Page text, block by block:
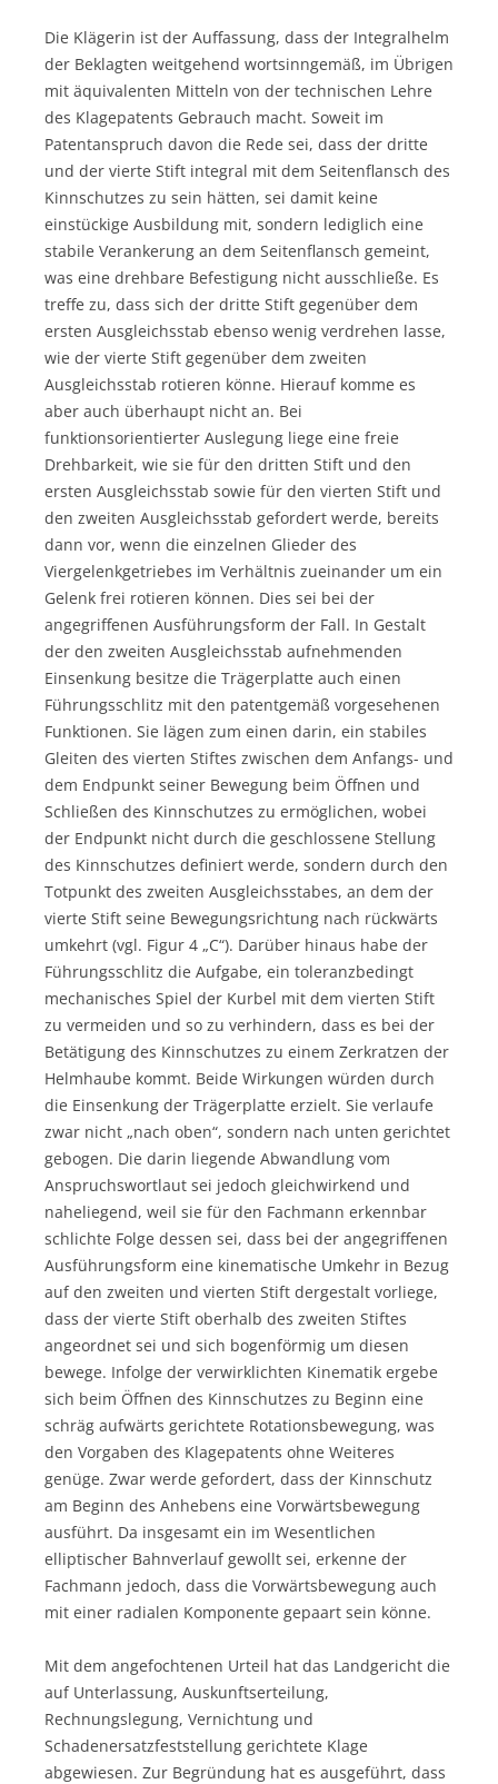
Die Klägerin ist der Auffassung, dass der Integralhelm
der Beklagten weitgehend wortsinngemäß, im Übrigen
mit äquivalenten Mitteln von der technischen Lehre
des Klagepatents Gebrauch macht. Soweit im
Patentanspruch davon die Rede sei, dass der dritte
und der vierte Stift integral mit dem Seitenflansch des
Kinnschutzes zu sein hätten, sei damit keine
einstückige Ausbildung mit, sondern lediglich eine
stabile Verankerung an dem Seitenflansch gemeint,
was eine drehbare Befestigung nicht ausschließe. Es
treffe zu, dass sich der dritte Stift gegenüber dem
ersten Ausgleichsstab ebenso wenig verdrehen lasse,
wie der vierte Stift gegenüber dem zweiten
Ausgleichsstab rotieren könne. Hierauf komme es
aber auch überhaupt nicht an. Bei
funktionsorientierter Auslegung liege eine freie
Drehbarkeit, wie sie für den dritten Stift und den
ersten Ausgleichsstab sowie für den vierten Stift und
den zweiten Ausgleichsstab gefordert werde, bereits
dann vor, wenn die einzelnen Glieder des
Viergelenkgetriebes im Verhältnis zueinander um ein
Gelenk frei rotieren können. Dies sei bei der
angegriffenen Ausführungsform der Fall. In Gestalt
der den zweiten Ausgleichsstab aufnehmenden
Einsenkung besitze die Trägerplatte auch einen
Führungsschlitz mit den patentgemäß vorgesehenen
Funktionen. Sie lägen zum einen darin, ein stabiles
Gleiten des vierten Stiftes zwischen dem Anfangs- und
dem Endpunkt seiner Bewegung beim Öffnen und
Schließen des Kinnschutzes zu ermöglichen, wobei
der Endpunkt nicht durch die geschlossene Stellung
des Kinnschutzes definiert werde, sondern durch den
Totpunkt des zweiten Ausgleichsstabes, an dem der
vierte Stift seine Bewegungsrichtung nach rückwärts
umkehrt (vgl. Figur 4 „C“). Darüber hinaus habe der
Führungsschlitz die Aufgabe, ein toleranzbedingt
mechanisches Spiel der Kurbel mit dem vierten Stift
zu vermeiden und so zu verhindern, dass es bei der
Betätigung des Kinnschutzes zu einem Zerkratzen der
Helmhaube kommt. Beide Wirkungen würden durch
die Einsenkung der Trägerplatte erzielt. Sie verlaufe
zwar nicht „nach oben“, sondern nach unten gerichtet
gebogen. Die darin liegende Abwandlung vom
Anspruchswortlaut sei jedoch gleichwirkend und
naheliegend, weil sie für den Fachmann erkennbar
schlichte Folge dessen sei, dass bei der angegriffenen
Ausführungsform eine kinematische Umkehr in Bezug
auf den zweiten und vierten Stift dergestalt vorliege,
dass der vierte Stift oberhalb des zweiten Stiftes
angeordnet sei und sich bogenförmig um diesen
bewege. Infolge der verwirklichten Kinematik ergebe
sich beim Öffnen des Kinnschutzes zu Beginn eine
schräg aufwärts gerichtete Rotationsbewegung, was
den Vorgaben des Klagepatents ohne Weiteres
genüge. Zwar werde gefordert, dass der Kinnschutz
am Beginn des Anhebens eine Vorwärtsbewegung
ausführt. Da insgesamt ein im Wesentlichen
elliptischer Bahnverlauf gewollt sei, erkenne der
Fachmann jedoch, dass die Vorwärtsbewegung auch
mit einer radialen Komponente gepaart sein könne.
Mit dem angefochtenen Urteil hat das Landgericht die
auf Unterlassung, Auskunftserteilung,
Rechnungslegung, Vernichtung und
Schadenersatzfeststellung gerichtete Klage
abgewiesen. Zur Begründung hat es ausgeführt, dass